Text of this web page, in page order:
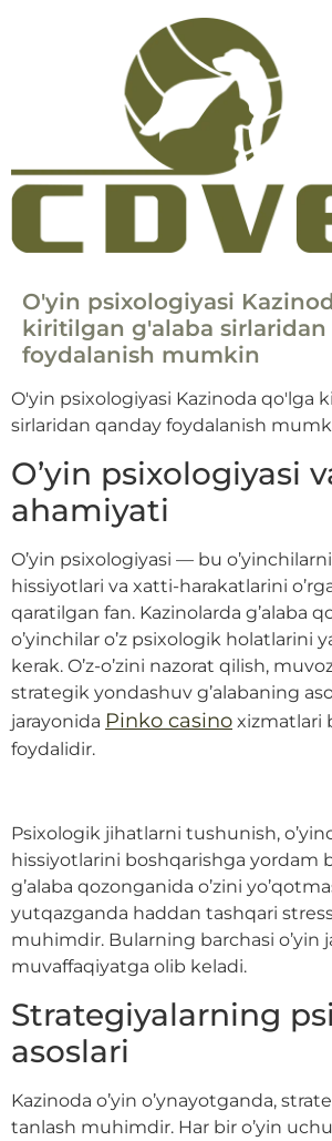
O'yin psixologiyasi
kiritilgan g'alaba
foydalanish mumkin
O'yin psixologiyasi Kazinoda qo'lga
sirlaridan qanday foydalanish
O’yin psixologiyasi
ahamiyati
O’yin psixologiyasi — bu
hissiyotlari va xatti-harakatlarini
qaratilgan fan. Kazinolarda g’alaba
o’yinchilar o’z psixologik holatlarini
kerak. O’z-o’zini nazorat qilish,
strategik yondashuv g’alabaning
jarayonida Pinko casino xizmatlari
foydalidir.
Psixologik jihatlarni tushunish,
hissiyotlarini boshqarishga yordam
g’alaba qozonganida o’zini
yutqazganda haddan tashqari
muhimdir. Bularning barchasi o’yin
muvaffaqiyatga olib keladi.
Strategiyalarning
asoslari
Kazinoda o’yin o’ynayotganda,
tanlash muhimdir. Har bir o’yin